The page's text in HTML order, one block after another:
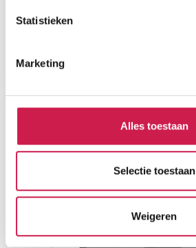
Statistieken
Marketing
Alles toestaan
Selectie toestaan
Weigeren